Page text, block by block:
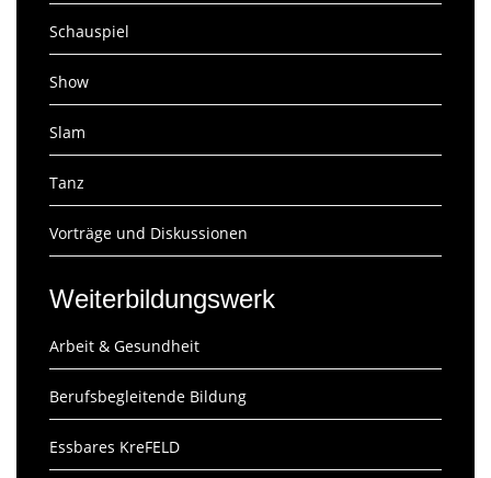
Schauspiel
Show
Slam
Tanz
Vorträge und Diskussionen
Weiterbildungswerk
Arbeit & Gesundheit
Berufsbegleitende Bildung
Essbares KreFELD